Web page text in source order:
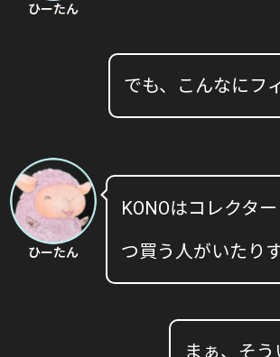
ひーたん
でも、こんなにフ
ひーたん
KONOはコレクタ
つ買う人がいたり
まぁ、そ